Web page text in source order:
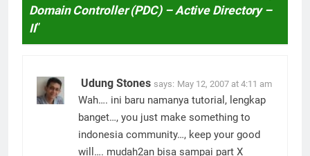
Domain Controller (PDC) – Active Directory –
II”
Udung Stones says: May 12, 2007 at 4:11 am
Wah…. ini baru namanya tutorial, lengkap
banget…, you just make something to
indonesia community…, keep your good
will…. mudah2an bisa sampai part X